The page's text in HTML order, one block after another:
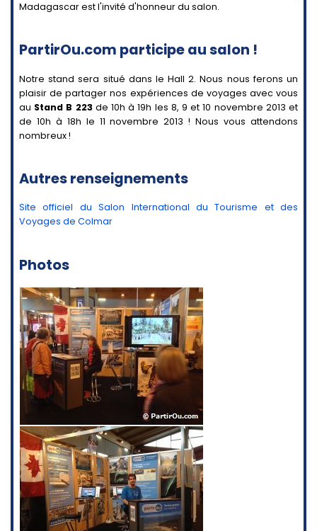
Madagascar est l'invité d'honneur du salon.
PartirOu.com participe au salon !
Notre stand sera situé dans le Hall 2. Nous nous ferons un
plaisir de partager nos expériences de voyages avec vous
au Stand B 223de 10h à 19h les 8, 9 et 10 novembre 2013 et
de 10h à 18h le 11 novembre 2013 ! Nous vous attendons
nombreux !
Autres renseignements
Site officiel du Salon International du Tourisme et des
Voyages de Colmar
Photos